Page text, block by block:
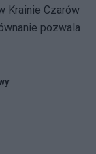
Krainie Czarów
pozwala